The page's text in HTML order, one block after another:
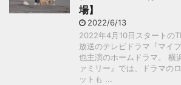
場】
2022/6/13
2022年4月10日スタートの
放送のテレビドラマ『マイ
也主演のホームドラマ。 横
ァミリー』では、ドラマの
ットも ...